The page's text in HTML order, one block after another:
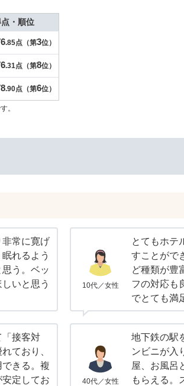
・順位
.85点（第3位）
.31点（第8位）
.90点（第6位）
。
常に寛げ
れるよう
う。ベッ
いと思う
10代／女性
とてもホテ
すことがで
ど種類が豊
フの対応も
でとても満
接客対
ており、
きる。複
定してお
40代／女性
地下鉄の駅
ンビニが入
屋、お風呂
もらえる。